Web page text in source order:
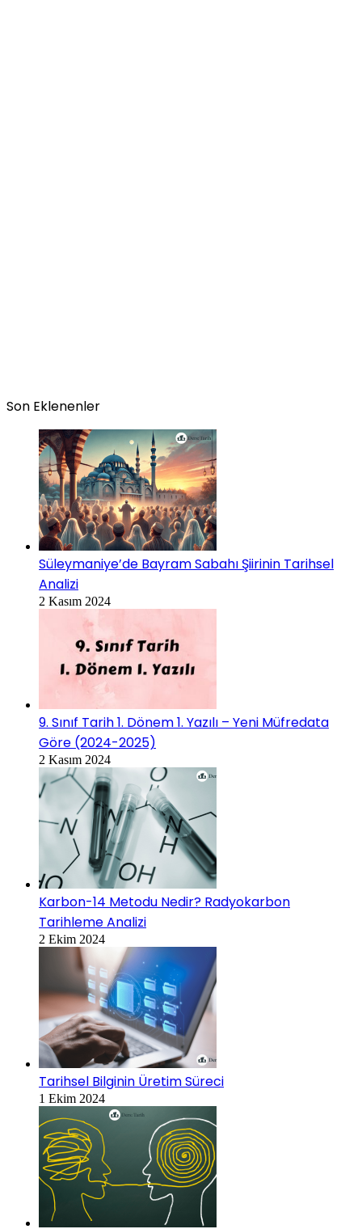
Son Eklenenler
Süleymaniye’de Bayram Sabahı Şiirinin Tarihsel
Analizi
2 Kasım 2024
9. Sınıf Tarih 1. Dönem 1. Yazılı – Yeni Müfredata
Göre (2024-2025)
2 Kasım 2024
Karbon-14 Metodu Nedir? Radyokarbon
Tarihleme Analizi
2 Ekim 2024
Tarihsel Bilginin Üretim Süreci
1 Ekim 2024